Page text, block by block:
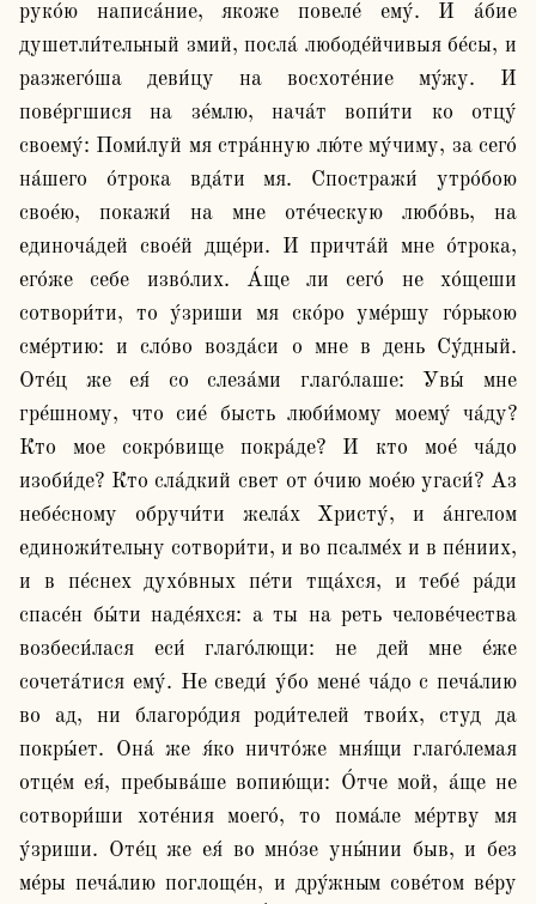
руко́ю написа́ние, якоже повеле́ ему́. И а́бие
душетли́тельный змий, посла́ любоде́йчивыя бе́сы, и
разжего́ша деви́цу на восхоте́ние му́жу. И
пове́ргшися на зе́млю, нача́т вопи́ти ко отцу́
своему́: Поми́луй мя стра́нную лю́те му́чиму, за сего́
на́шего о́трока вда́ти мя. Спостражи́ утро́бою
свое́ю, покажи́ на мне оте́ческую любо́вь, на
единоча́дей свое́й дще́ри. И причта́й мне о́трока,
его́же себе изво́лих. А́ще ли сего́ не хо́щеши
сотвори́ти, то у́зриши мя ско́ро уме́ршу го́рькою
сме́ртию: и сло́во возда́си о мне в день Су́дный.
Оте́ц же ея́ со слеза́ми глаго́лаше: Увы́ мне
гре́шному, что сие́ бысть люби́мому моему́ ча́ду?
Кто мое сокро́вище покра́де? И кто мое́ ча́до
изоби́де? Кто сла́дкий свет от о́чию мое́ю угаси́? Аз
небе́сному обручи́ти жела́х Христу́, и а́нгелом
единожи́тельну сотвори́ти, и во псалме́х и в пе́ниих,
и в пе́снех духо́вных пе́ти тща́хся, и тебе́ ра́ди
спасе́н бы́ти наде́яхся: а ты на реть челове́чества
возбеси́лася еси́ глаго́лющи: не дей мне е́же
сочета́тися ему́. Не сведи́ у́бо мене́ ча́до с печа́лию
во ад, ни благоро́дия роди́телей твои́х, студ да
покры́ет. Она́ же я́ко ничто́же мня́щи глаго́лемая
отце́м ея́, пребыва́ше вопию́щи: О́тче мой, а́ще не
сотвори́ши хоте́ния моего́, то пома́ле ме́ртву мя
у́зриши. Оте́ц же ея́ во мно́зе уны́нии быв, и без
ме́ры печа́лию поглоще́н, и дру́жным сове́том ве́ру